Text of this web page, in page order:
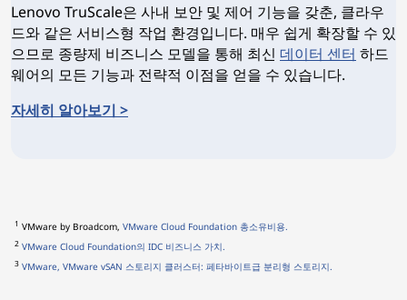
Lenovo TruScale은 사내 보안 및 제어 기능을 갖춘, 클라우
드와 같은 서비스형 작업 환경입니다. 매우 쉽게 확장할 수 있
으므로 종량제 비즈니스 모델을 통해 최신 데이터 센터 하드
웨어의 모든 기능과 전략적 이점을 얻을 수 있습니다.
자세히 알아보기 >
1 VMware by Broadcom, VMware Cloud Foundation 총소유비용.
2 VMware Cloud Foundation의 IDC 비즈니스 가치.
3 VMware, VMware vSAN 스토리지 클러스터: 페타바이트급 분리형 스토리지.